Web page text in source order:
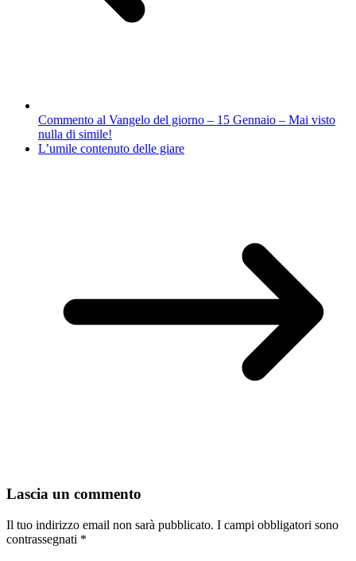
Commento al Vangelo del giorno – 15 Gennaio – Mai visto
nulla di simile!
L’umile contenuto delle giare
Lascia un commento
Il tuo indirizzo email non sarà pubblicato. I campi obbligatori sono
contrassegnati *